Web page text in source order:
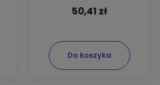
50,41 zł
Do koszyka